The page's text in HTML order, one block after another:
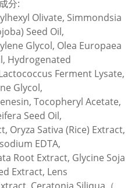
分:
Olivate, Simmondsia
Seed Oil,
Glycol, Olea Europaea
Hydrogenated
Ferment Lysate,
Glycol,
Tocopheryl Acetate,
Seed Oil,
Oryza Sativa (Rice) Extract,
EDTA,
Root Extract, Glycine Soja
Extract, Lens